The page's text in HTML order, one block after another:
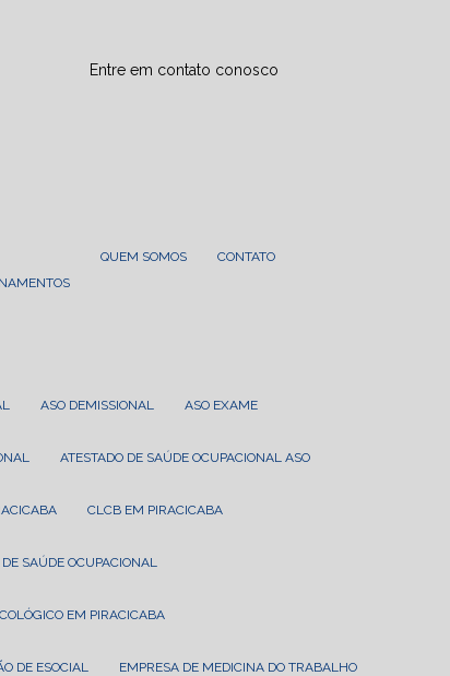
Entre em contato conosco
QUEM SOMOS CONTATO
ASO DEMISSIONAL ASO EXAME
ATESTADO DE SAÚDE OCUPACIONAL ASO
CLCB EM PIRACICABA
DE SAÚDE OCUPACIONAL
EM PIRACICABA
DE ESOCIAL EMPRESA DE MEDICINA DO TRABALHO